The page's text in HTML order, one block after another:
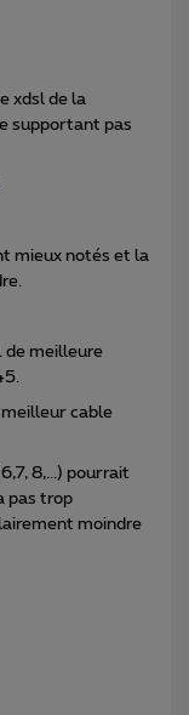
xdsl de la
supportant pas
mieux notés et la
de meilleure
meilleur cable
8,...) pourrait
pas trop
moindre